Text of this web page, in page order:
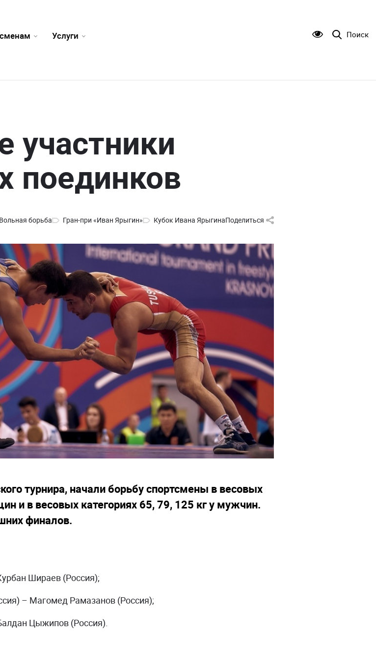
Услуги Поиск
участники
поединков
Вольная борьба Гран-при «Иван Ярыгин» Кубок Ивана ЯрыгинаПоделиться
турнира, начали борьбу спортсмены в весовых
и в весовых категориях 65, 79, 125 кг у мужчин.
финалов.
Шираев (Россия);
– Магомед Рамазанов (Россия);
Цыжипов (Россия).